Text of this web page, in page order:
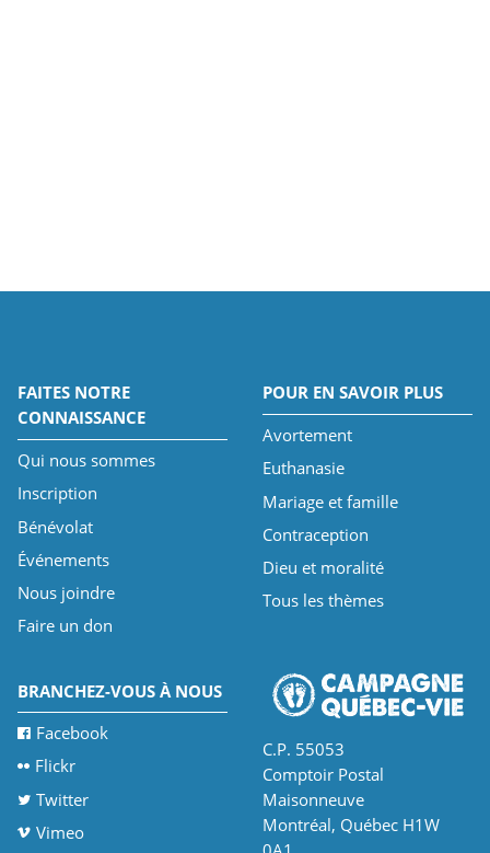
FAITES NOTRE
CONNAISSANCE
Qui nous sommes
Inscription
Bénévolat
Événements
Nous joindre
Faire un don
POUR EN SAVOIR PLUS
Avortement
Euthanasie
Mariage et famille
Contraception
Dieu et moralité
Tous les thèmes
BRANCHEZ-VOUS À NOUS
Facebook
Flickr
Twitter
Vimeo
C.P. 55053
Comptoir Postal
Maisonneuve
Montréal, Québec H1W